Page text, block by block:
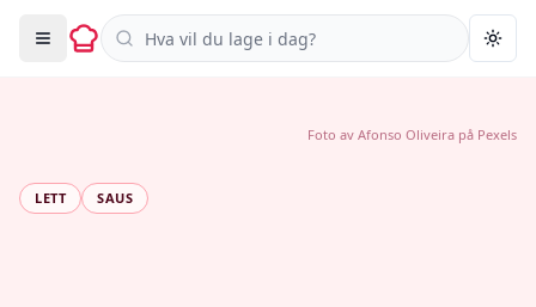
Søk i oppskrifter
LETT SAUS
Foto av Afonso Oliveira på Pexels